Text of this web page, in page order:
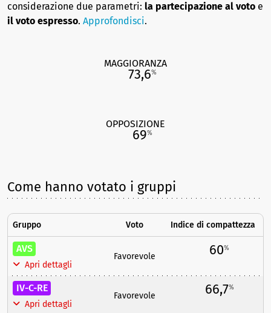
considerazione due parametri: la partecipazione al voto e
il voto espresso. Approfondisci.
MAGGIORANZA
73,6%
OPPOSIZIONE
69%
Come hanno votato i gruppi
Gruppo Voto Indice di compattezza
AVS
Apri dettagli
Favorevole 60%
IV-C-RE
Apri dettagli
Favorevole 66,7%